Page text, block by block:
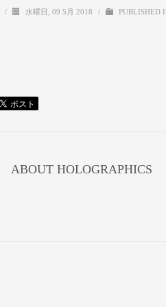
/ 水曜日, 09 5月 2018 / PUBLISHED
ABOUT HOLOGRAPHICS